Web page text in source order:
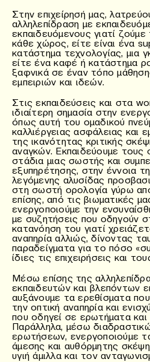
Στην επιχείρησή μας,
αλληλεπίδραση με
εκπαιδευόμενους γιατί ζούμε
κάθε χώρος, είτε είναι ένα
κατάστημα τεχνολογίας, μια
είτε ένα καφέ ή κατάστημα
ξαφνικά σε έναν τόπο
εμπειριών και ιδεών.
Στις εκπαιδεύσεις και στα
ιδιαίτερη σημασία στην
όπως αυτή του ομαδικού
καλλιέργειας ασφάλειας και
της ικανότητας κριτικής
αναγκών. Εκπαιδεύουμε τους
στάδια μιας σωστής και
εξυπηρέτησης, στην έννοια
λεγόμενης αλυσίδας
στη σωστή ορολογία γύρω
επίσης, από τις βιωματικές
ενεργοποιούμε την
με συζητήσεις που οδηγούν
κατανόηση του γιατί
αναπηρία αλλιώς, δίνοντας
παραδείγματα για το πόσο
ίδιες τις επιχειρήσεις και
Μέσω επίσης της
εκπαιδευτών και βλεπόντων
αυξάνουμε τα ερεθίσματα
την οπτική αναπηρία και
που οδηγεί σε ερωτήματα και
Παράλληλα, μέσω
ερωτήσεων, ενεργοποιούμε
άμεσης και αυθόρμητης
υγιή άμιλλα και τον